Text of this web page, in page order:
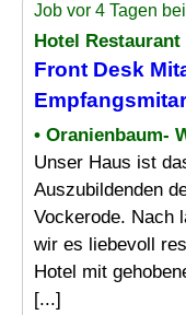
Job vor 4 Tagen
Hotel
Front Desk
• Oranienbaum-
Unser Haus ist
Auszubildenden
Vockerode. Nach
wir es liebevoll
Hotel mit
[...]